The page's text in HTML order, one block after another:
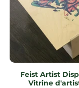
Feist Artist
Vitrine